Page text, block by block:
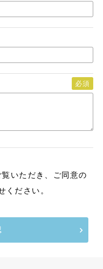
必須
覧いただき、ご同意の
ください。